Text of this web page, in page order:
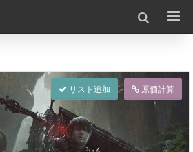
リスト追加 原価計算